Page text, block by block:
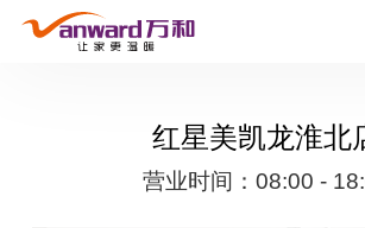
红星美凯龙淮北
营业时间：08:00 -